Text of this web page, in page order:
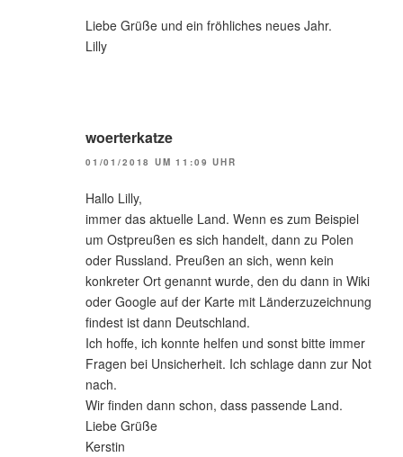
Liebe Grüße und ein fröhliches neues Jahr.
Lilly
woerterkatze
01/01/2018 UM 11:09 UHR
Hallo Lilly,
immer das aktuelle Land. Wenn es zum Beispiel
um Ostpreußen es sich handelt, dann zu Polen
oder Russland. Preußen an sich, wenn kein
konkreter Ort genannt wurde, den du dann in Wiki
oder Google auf der Karte mit Länderzuzeichnung
findest ist dann Deutschland.
Ich hoffe, ich konnte helfen und sonst bitte immer
Fragen bei Unsicherheit. Ich schlage dann zur Not
nach.
Wir finden dann schon, dass passende Land.
Liebe Grüße
Kerstin